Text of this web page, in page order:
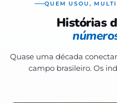
QUEM USOU,
Histórias
Quase uma década
campo brasileiro. Os